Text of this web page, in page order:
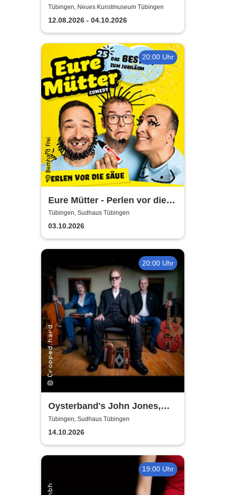
Tübingen, Neues Kunstmuseum Tübingen
12.08.2026 - 04.10.2026
20:00 Uhr
Eure Mütter - Perlen vor die
Säue - Das Best Of zum
Jubiläum
Tübingen, Sudhaus Tübingen
03.10.2026
20:00 Uhr
Oysterband's John Jones,
Ray Cooper & Al Scott - The
Song goes on Tour 2026
Tübingen, Sudhaus Tübingen
14.10.2026
19:00 Uhr